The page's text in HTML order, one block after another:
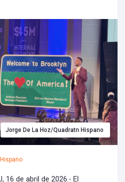
Jorge De La Hoz/Quadratn Hispano
16 de abril de 2026.- El